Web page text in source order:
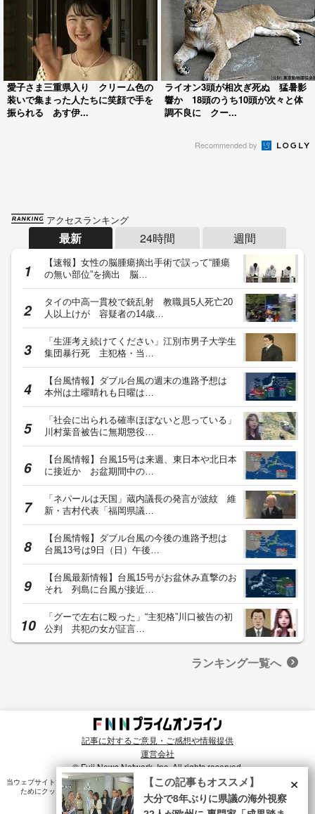
愛子さま三重県入り クリーム色の
装いで集まった人たちに笑顔で手を
振られる あす伊...
ライオン3頭が相次ぎ死ぬ 猛暑影
響か 18頭のうち10頭が次々と体
調不良に クー...
Recommended by
アクセスランキング
最新 24時間 週間
【速報】女性の脳腫瘍摘出手術で誤って“腫瘍
の無い部位”を摘出 脳…
タイの中高一貫校で銃乱射 教職員5人死亡20
人以上けが 容疑者の14歳…
「生涯考え続けてください」江別市男子大学生
集団暴行死 主犯格・当…
【台風情報】ダブル台風の週末の進路予想は
本州は土曜晴れも日曜は…
「社会に出られる確率ほぼないと思っている」
川村葉音被告に無期懲役…
【台風情報】台風15号は来週、東日本や北日本
に接近か お盆期間中の…
「ネパールは天国」蔵内議長の発言が波紋 維
新・吉村代表「福岡県議…
【台風情報】ダブル台風の今後の進路予想は
台風13号は9日（日）午後…
【台風最新情報】台風15号がお盆休み直撃のお
それ 列島に台風が接近…
「グーで左右に殴った」“主犯格”川口被告の初
公判 共犯の女が証言…
ランキング一覧へ
記事に対するご意見・ご感想や情報提供
運営会社
© Fuji News Network, Inc. All rights reserved.
当ウェブサイトでは、ユーザのニーズ・興味・関⼼に合致したコンテンツや広告配信を提供する
ためにクッキーを使⽤しています。詳細は、プライバシーポリシー をご確認ください。×
【この記事もオススメ】
大分で8年ぶりに県議の海外視察